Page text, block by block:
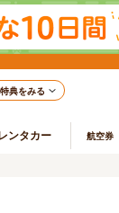
典をみる
ンタカー 航空券